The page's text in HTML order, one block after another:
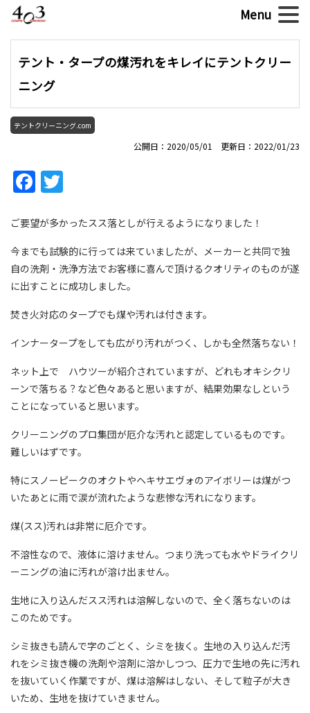
テント・タープの煤汚れをキレイにテントクリー
ニング
テントクリーニング.com
公開日：2020/05/01 更新日：2022/01/23
Facebook
ご要望が多かったスス落としが行えるようになりました！
今までも試験的に行っては来ていましたが、メーカーと共同で独
自の洗剤・洗浄方法でお客様に喜んで頂けるクオリティのものが遂
に出すことに成功しました。
焚き火対応のタープでも煤や汚れは付きます。
インナータープをしても広がり汚れがつく、しかも全然落ちない！
ネット上で ハウツーが紹介されていますが、どれもオキシクリ
ーンで落ちる？など色々あると思いますが、結果効果なしという
ことになっていると思います。
クリーニングのプロ集団が厄介な汚れと認定しているものです。
難しいはずです。
特にスノーピークのオクトやヘキサエヴォのアイボリーは煤がつ
いたあとに雨で涙が流れたような悲惨な汚れになります。
煤(スス)汚れは非常に厄介です。
不溶性なので、液体に溶けません。つまり洗っても水やドライクリ
ーニングの油に汚れが溶け出ません。
生地に入り込んだスス汚れは溶解しないので、全く落ちないのは
このためです。
シミ抜きも読んで字のごとく、シミを抜く。生地の入り込んだ汚
れをシミ抜き機の洗剤や溶剤に溶かしつつ、圧力で生地の先に汚れ
を抜いていく作業ですが、煤は溶解はしない、そして粒子が大き
いため、生地を抜けていきません。